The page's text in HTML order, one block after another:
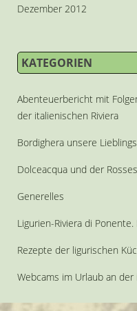
Dezember 2012
KATEGORIEN
Abenteuerbericht mit
der italienischen Riviera
Bordighera unsere
Dolceacqua und der
Generelles
Ligurien-Riviera di
Rezepte der ligurischen
Webcams im Urlaub an